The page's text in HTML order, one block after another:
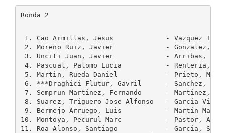
Ronda 2
1. Cao Armillas, Jesus             - Vazquez
2. Moreno Ruiz, Javier             - Gonzalez,
3. Unciti Juan, Javier             - Arribas,
4. Pascual, Palomo Lucia           -
5. Martin, Rueda Daniel            - Prieto,
6. ***Draghici Flutur, Gavril      - Sanchez,
7. Semprun Martinez, Fernando      - Martinez,
8. Suarez, Triguero Jose Alfonso   - Garcia
9. Bermejo Arruego, Luis           - Martin
10. Montoya, Pecurul Marc           - Pastor,
11. Roa Alonso, Santiago            - Garcia,